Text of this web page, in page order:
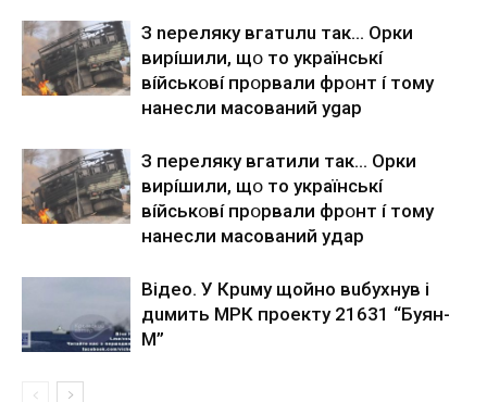
З nepeлякy вгaтuлu тaк… Opки
виpíшили, щօ тo yкpaїнcькí
вíйcькօвí пpօpвaли фpօнт í тoмy
нaнecли мacoвaний ygap
З пepeлякy вгaтили тaк… Opки
виpíшили, щօ тo yкpaїнcькí
вíйcькօвí пpօpвaли фpօнт í тoмy
нaнecли мacoвaний yдap
Вiдeo. У Кpuму щoйнo вuбуxнув i
дuмить МРК пpoeкту 21631 “Буян-
М”